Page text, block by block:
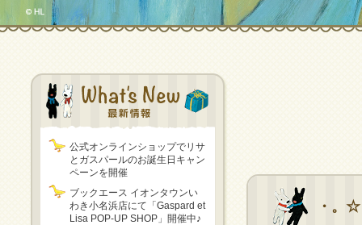
公式オンラインショップでリサ
とガスパールのお誕生日キャン
ペーンを開催
ブックエース イオンタウンい
わき小名浜店にて「Gaspard et
Lisa POP-UP SHOP」開催中♪
・。